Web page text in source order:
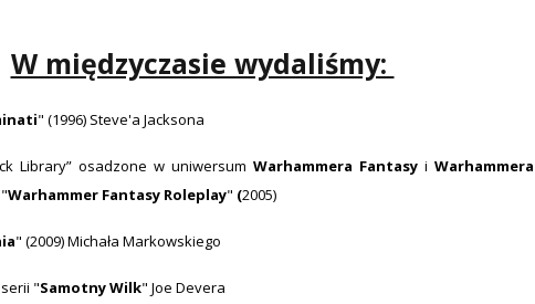
W międzyczasie wydaliśmy:
" (1996) Steve'a Jacksona
Library” osadzone w uniwersum Warhammera Fantasy i Warhammera
Warhammer Fantasy Roleplay" (2005)
" (2009) Michała Markowskiego
"Samotny Wilk" Joe Devera